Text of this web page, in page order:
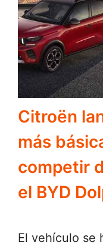
Citroën
más
competir
el BYD
El vehículo se